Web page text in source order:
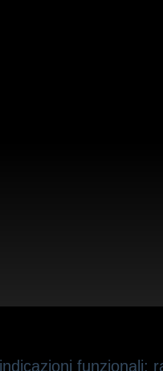
funzionali;